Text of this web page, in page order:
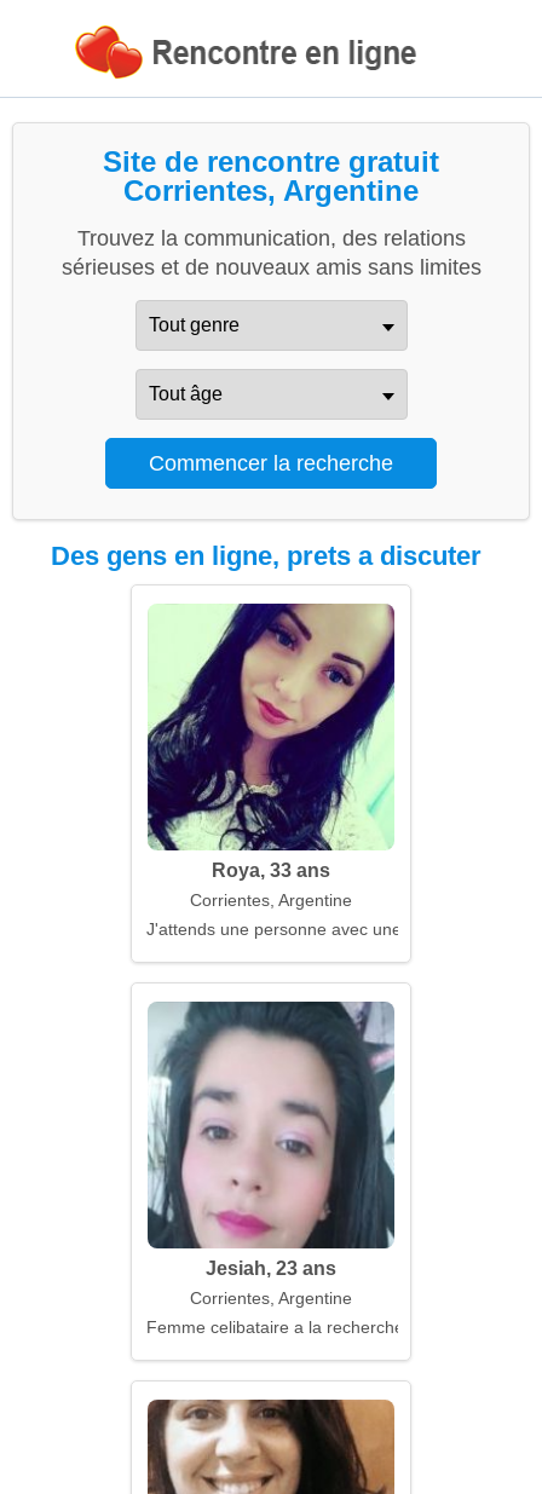
Site de rencontre gratuit
Corrientes, Argentine
Trouvez la communication, des relations
sérieuses et de nouveaux amis sans limites
Des gens en ligne, prets a discuter
Roya, 33 ans
Corrientes, Argentine
J'attends une personne avec une expérience de
Jesiah, 23 ans
Corrientes, Argentine
Femme celibataire a la recherche d'un mari